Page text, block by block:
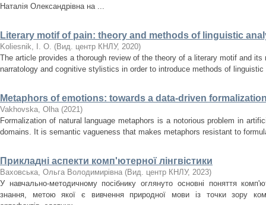
Наталія Олександрівна на ...
Literary motif of pain: theory and methods of linguistic
Koliesnik, I. O. (Вид. центр КНЛУ, 2020)
The article provides a thorough review of the theory of a literary motif and
narratology and cognitive stylistics in order to introduce methods of
Metaphors of emotions: towards a data-driven
Vakhovska, Olha (2021)
Formalization of natural language metaphors is a notorious problem in
domains. It is semantic vagueness that makes metaphors resistant to
Прикладні аспекти комп'ютерної лінгвістики
Ваховська, Ольга Володимирівна (Вид. центр КНЛУ, 2023)
У навчально-методичному посібнику оглянуто основні поняття
знання, метою якої є вивчення природної мови із точки зору